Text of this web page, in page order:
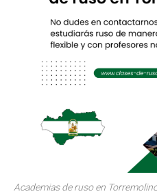
Academias de ruso en